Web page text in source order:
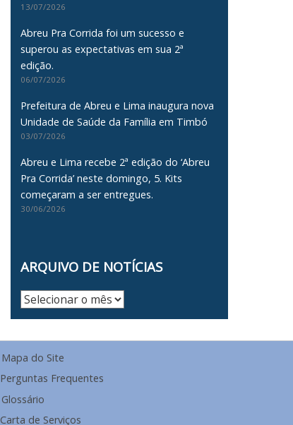
13/07/2026
Abreu Pra Corrida foi um sucesso e
superou as expectativas em sua 2ª
edição.
06/07/2026
Prefeitura de Abreu e Lima inaugura nova
Unidade de Saúde da Família em Timbó
03/07/2026
Abreu e Lima recebe 2ª edição do ‘Abreu
Pra Corrida’ neste domingo, 5. Kits
começaram a ser entregues.
30/06/2026
ARQUIVO DE NOTÍCIAS
Arquivo
Mapa do Site
Perguntas Frequentes
Glossário
Carta de Serviços